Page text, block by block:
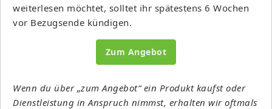
weiterlesen möchtet, solltet ihr spätestens 6 Wochen
vor Bezugsende kündigen.
Zum Angebot
Wenn du über „zum Angebot“ ein Produkt kaufst oder
Dienstleistung in Anspruch nimmst, erhalten wir oftmals